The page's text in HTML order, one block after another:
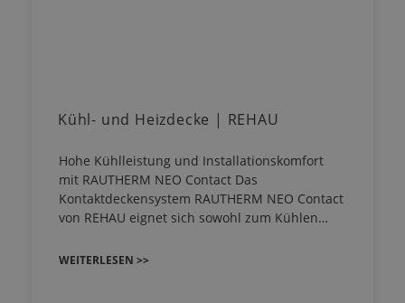
Kühl- und Heizdecke | REHAU
Hohe Kühlleistung und Installationskomfort
mit RAUTHERM NEO Contact Das
Kontaktdeckensystem RAUTHERM NEO Contact
von REHAU eignet sich sowohl zum Kühlen…
WEITERLESEN >>